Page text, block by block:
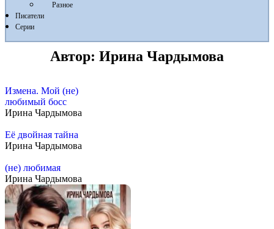
Разное
Писатели
Серии
Автор: Ирина Чардымова
Измена. Мой (не)
любимый босс
Ирина Чардымова
Её двойная тайна
Ирина Чардымова
(не) любимая
Ирина Чардымова